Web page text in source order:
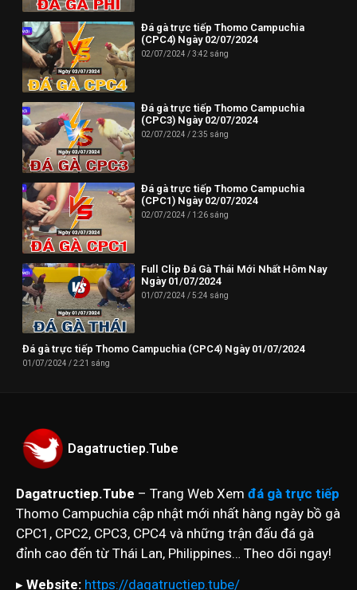
Đá gà trực tiếp Thomo Campuchia
(CPC4) Ngày 02/07/2024
02/07/2024 3:42 sáng
Đá gà trực tiếp Thomo Campuchia
(CPC3) Ngày 02/07/2024
02/07/2024 2:35 sáng
Đá gà trực tiếp Thomo Campuchia
(CPC1) Ngày 02/07/2024
02/07/2024 1:26 sáng
Full Clip Đá Gà Thái Mới Nhất Hôm Nay
Ngày 01/07/2024
01/07/2024 5:24 sáng
Đá gà trực tiếp Thomo Campuchia (CPC4) Ngày 01/07/2024
01/07/2024 2:21 sáng
Dagatructiep.Tube
Dagatructiep.Tube – Trang Web Xem đá gà trực tiếp
Thomo Campuchia cập nhật mới nhất hàng ngày bồ gà
CPC1, CPC2, CPC3, CPC4 và những trận đấu đá gà
đỉnh cao đến từ Thái Lan, Philippines… Theo dõi ngay!
▸ Website: https://dagatructiep.tube/